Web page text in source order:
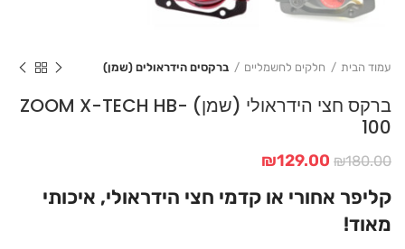
עמוד הבית חלקים לחשמליים ברקסים הידראולים (שמן)
ברקס חצי הידראולי (שמן) ZOOM X-TECH HB-
100
₪180.00
המחיר
היה:
₪129.00
הוא:
קליפר אחורי או קדמי חצי הידראולי, איכותי
מאוד!